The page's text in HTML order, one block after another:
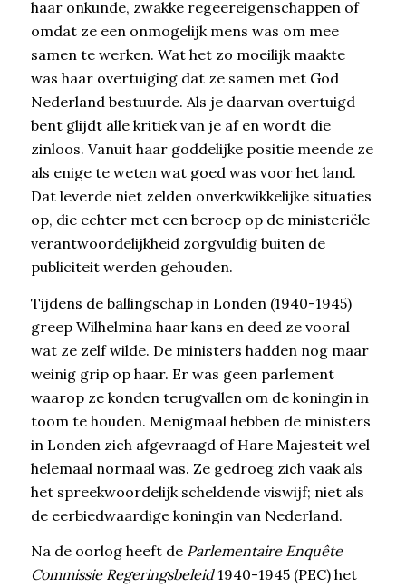
haar onkunde, zwakke regeereigenschappen of
omdat ze een onmogelijk mens was om mee
samen te werken. Wat het zo moeilijk maakte
was haar overtuiging dat ze samen met God
Nederland bestuurde. Als je daarvan overtuigd
bent glijdt alle kritiek van je af en wordt die
zinloos. Vanuit haar goddelijke positie meende ze
als enige te weten wat goed was voor het land.
Dat leverde niet zelden onverkwikkelijke situaties
op, die echter met een beroep op de ministeriële
verantwoordelijkheid zorgvuldig buiten de
publiciteit werden gehouden.
Tijdens de ballingschap in Londen (1940-1945)
greep Wilhelmina haar kans en deed ze vooral
wat ze zelf wilde. De ministers hadden nog maar
weinig grip op haar. Er was geen parlement
waarop ze konden terugvallen om de koningin in
toom te houden. Menigmaal hebben de ministers
in Londen zich afgevraagd of Hare Majesteit wel
helemaal normaal was. Ze gedroeg zich vaak als
het spreekwoordelijk scheldende viswijf; niet als
de eerbiedwaardige koningin van Nederland.
Na de oorlog heeft de Parlementaire Enquête
Commissie Regeringsbeleid1940-1945 (PEC) het